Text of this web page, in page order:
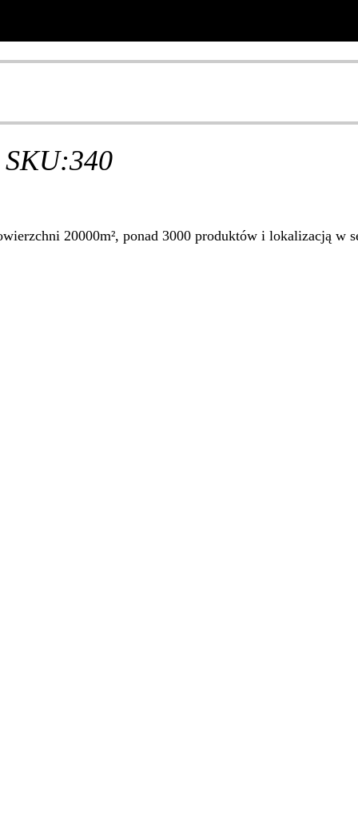
SKU:340
20000m², ponad 3000 produktów i lokalizacją w